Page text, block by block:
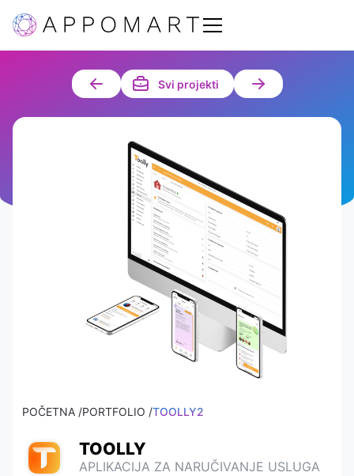
Svi projekti
POČETNA /PORTFOLIO /TOOLLY2
TOOLLY
APLIKACIJA ZA NARUČIVANJE USLUGA